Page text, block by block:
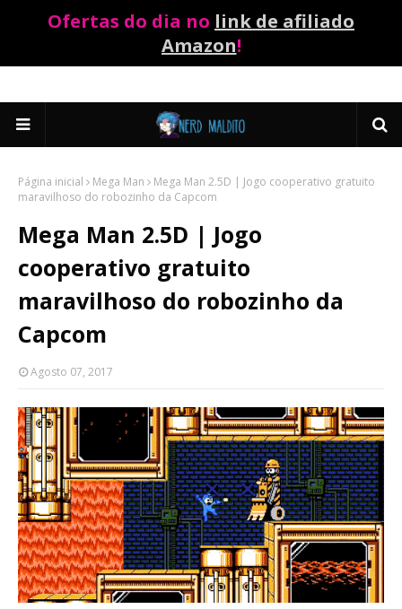
Ofertas do dia no link de afiliado
Amazon!
Página inicial Mega Man
Mega Man 2.5D | Jogo cooperativo gratuito
maravilhoso do robozinho da Capcom
Mega Man 2.5D | Jogo
cooperativo gratuito
maravilhoso do robozinho da
Capcom
Agosto 07, 2017